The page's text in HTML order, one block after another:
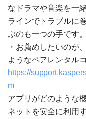
なドラマや音楽を一
ラインでトラブルに
ぶのも一つの手です。
・お薦めしたいのが
ようなペアレンタル
https://
m
アプリがどのような
ネットを安全に利用